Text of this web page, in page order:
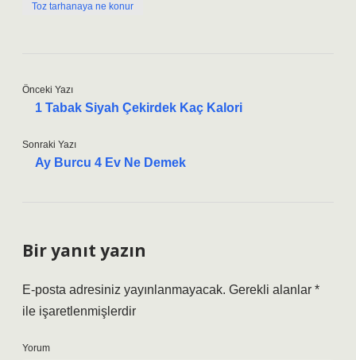
Toz tarhanaya ne konur
Önceki Yazı
1 Tabak Siyah Çekirdek Kaç Kalori
Sonraki Yazı
Ay Burcu 4 Ev Ne Demek
Bir yanıt yazın
E-posta adresiniz yayınlanmayacak. Gerekli alanlar *
ile işaretlenmişlerdir
Yorum